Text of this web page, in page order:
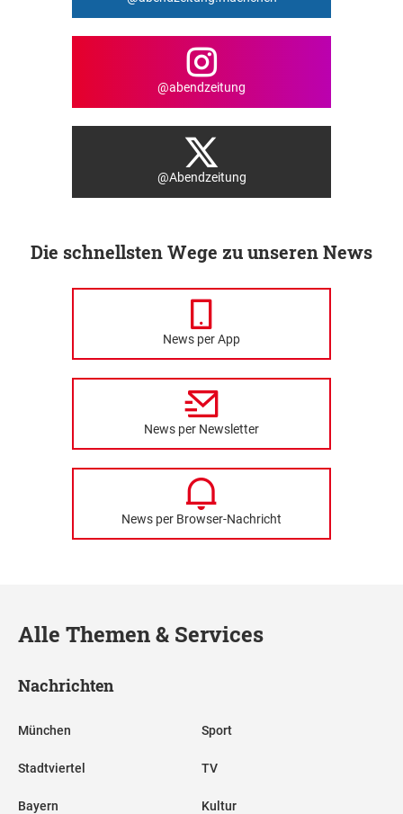
@abendzeitung
@Abendzeitung
Die schnellsten Wege zu unseren News
News per App
News per Newsletter
News per Browser-Nachricht
Alle Themen & Services
Nachrichten
München
Stadtviertel
Bayern
Sport
TV
Kultur